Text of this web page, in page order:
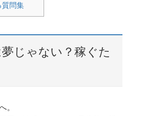
質問集
じゃない？稼ぐた
。